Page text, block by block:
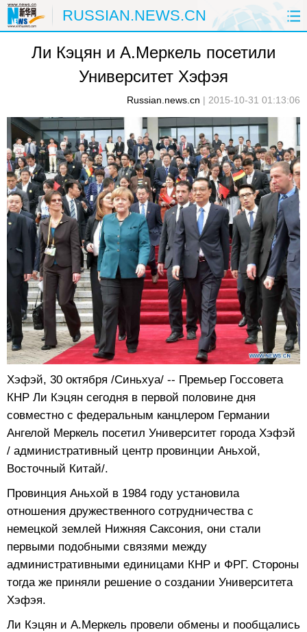
RUSSIAN.NEWS.CN
ГЛАВНАЯ КИТАЙ РФ И СНГ
ЭКОНОМИКА ОБЩЕСТВО
НАУКА ПРИРОДА КУЛЬТУРА
СПОРТ ЗДОРОВЬЕ ФОТОЛЕНТЫ
СПЕЦТЕМЫ
Ли Кэцян и А.Меркель посетили
Университет Хэфэя
Russian.news.cn | 2015-10-31 01:13:06
Хэфэй, 30 октября /Синьхуа/ -- Премьер Госсовета
КНР Ли Кэцян сегодня в первой половине дня
совместно с федеральным канцлером Германии
Ангелой Меркель посетил Университет города Хэфэй
/ административный центр провинции Аньхой,
Восточный Китай/.
Провинция Аньхой в 1984 году установила
отношения дружественного сотрудничества с
немецкой землей Нижняя Саксония, они стали
первыми подобными связями между
административными единицами КНР и ФРГ. Стороны
тогда же приняли решение о создании Университета
Хэфэя.
Ли Кэцян и А.Меркель провели обмены и пообщались